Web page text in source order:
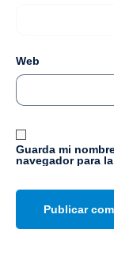
Web
Guarda mi
navegador para